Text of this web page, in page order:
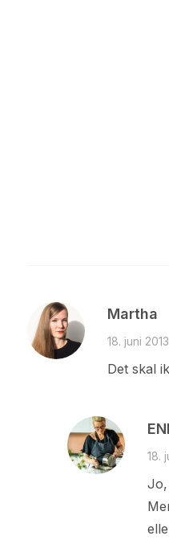
Martha
18. juni
Det skal
18.